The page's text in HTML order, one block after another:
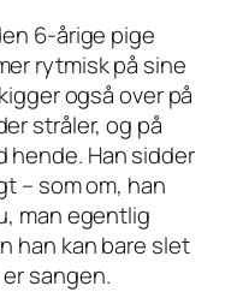
6-årige pige
rytmisk på sine
også over på
stråler, og på
hende. Han sidder
– som om, han
man egentlig
han kan bare slet
er sangen.